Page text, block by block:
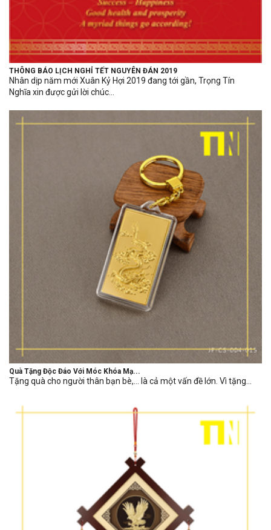
THÔNG BÁO LỊCH NGHỈ TẾT NGUYÊN ĐÁN 2019
Nhân dịp năm mới Xuân Kỷ Hợi 2019 đang tới gần, Trọng Tín
Nghĩa xin được gửi lời chúc...
Quà Tặng Độc Đáo Với Móc Khóa Mạ...
Tặng quà cho người thân bạn bè,… là cả một vấn đề lớn. Vì tặng...